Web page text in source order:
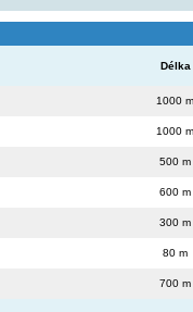
Délka
1000
1000
500 m
600 m
300 m
80 m
700 m